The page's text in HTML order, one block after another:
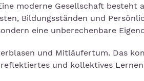
moderne Gesellschaft besteht
Bildungsständen und
eine unberechenbare
und Mitläufertum. Das
und kollektives